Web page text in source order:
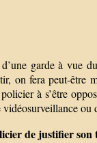
garde à vue
on fera peut-être
à s’être
vidéosurveillance
de justifier